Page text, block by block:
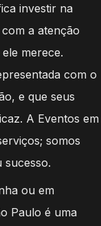
investir na
a atenção
merece.
com o
e que seus
A Eventos em
somos
sucesso.
ou em
Paulo é uma